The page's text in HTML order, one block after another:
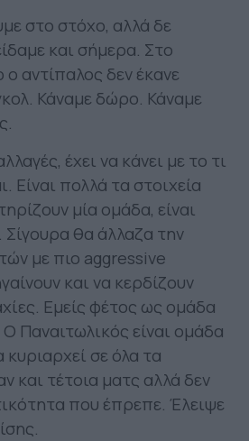
στο στόχο, αλλά δε
και σήμερα. Στο
αντίπαλος δεν έκανε
Κάναμε δώρο. Κάναμε
έχει να κάνει με το τι
Είναι πολλά τα στοιχεία
μία ομάδα, είναι
θα άλλαζα την
με πιο aggressive
και να κερδίζουν
Εμείς φέτος ως ομάδα
Παναιτωλικός είναι ομάδα
σε όλα τα
και τέτοια ματς αλλά δεν
που έπρεπε. Έλειψε